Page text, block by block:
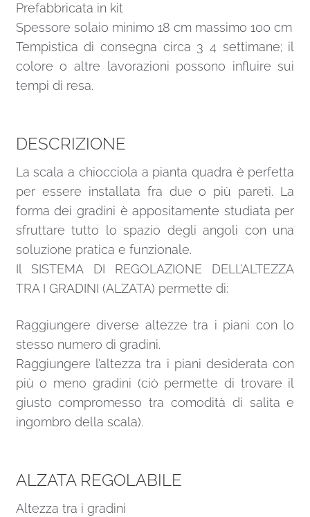
Prefabbricata in kit
Spessore solaio minimo 18 cm massimo 100 cm
Tempistica di consegna circa 3 4 settimane; il
colore o altre lavorazioni possono influire sui
tempi di resa.
DESCRIZIONE
La scala a chiocciola a pianta quadra è perfetta
per essere installata fra due o più pareti. La
forma dei gradini è appositamente studiata per
sfruttare tutto lo spazio degli angoli con una
soluzione pratica e funzionale.
Il SISTEMA DI REGOLAZIONE DELL’ALTEZZA
TRA I GRADINI (ALZATA) permette di:
Raggiungere diverse altezze tra i piani con lo
stesso numero di gradini.
Raggiungere l’altezza tra i piani desiderata con
più o meno gradini (ciò permette di trovare il
giusto compromesso tra comodità di salita e
ingombro della scala).
ALZATA REGOLABILE
Altezza tra i gradini